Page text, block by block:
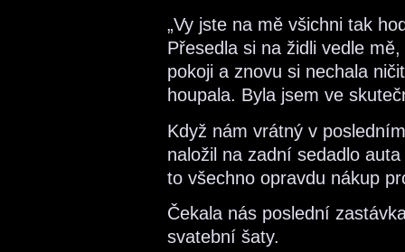
„Vy jste na mě všichni tak
Přesedla si na židli vedle
pokoji a znovu si nechala
houpala. Byla jsem ve
Když nám vrátný v
naložil na zadní sedadlo
to všechno opravdu nákup
Čekala nás poslední
svatební šaty.